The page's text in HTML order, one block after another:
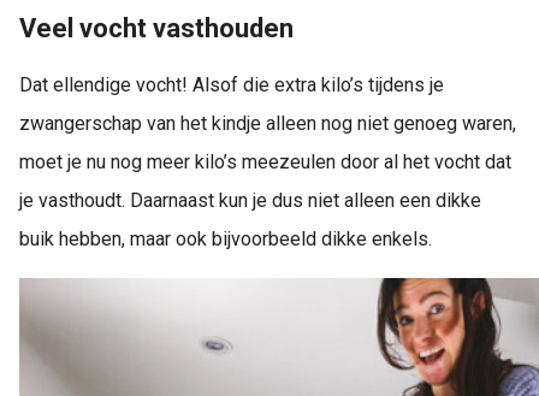
Veel vocht vasthouden
Dat ellendige vocht! Alsof die extra kilo’s tijdens je
zwangerschap van het kindje alleen nog niet genoeg waren,
moet je nu nog meer kilo’s meezeulen door al het vocht dat
je vasthoudt. Daarnaast kun je dus niet alleen een dikke
buik hebben, maar ook bijvoorbeeld dikke enkels.